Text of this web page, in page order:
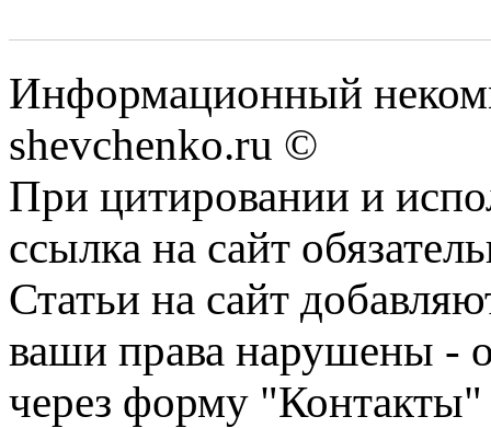
Информационный
shevchenko.ru ©
При цитировании и
ссылка на сайт
Статьи на сайт
ваши права нарушены -
через форму "Контакты"